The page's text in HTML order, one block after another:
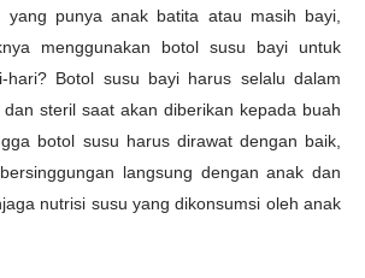
yang punya anak batita atau masih bayi,
menggunakan botol susu bayi untuk
hari? Botol susu bayi harus selalu dalam
steril saat akan diberikan kepada buah
botol susu harus dirawat dengan baik,
langsung dengan anak dan
nutrisi susu yang dikonsumsi oleh anak